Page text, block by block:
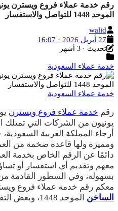
رقم خدمة عملاء فروع ويسترن
الموحد 1448 للتواصل والاستفسار
الكاتب
walid
تاريخ
النشر
27 أبريل 2026 · 16:07
آخر
تحديث · 3 أشهر
خدمة عملاء السعودية
خدمة عملاء السعودية
رقم خدمة عملاء فروع ويسترن
يونيون من الشركات التي تمتلك
أرجاء المملكة العربية
ومميزة ولها قاعدة ضخمة من
دائمًا عن الرقم الخاص بخدمة
معهم وتقديم أي استفسار أو
بسهولة، وفي السطور القادمة
معكم رقم خدمة عملاء فروع
الساخن الموحد 1448، وبعض التفاصيل المتعلقة بها، فتابعونا.